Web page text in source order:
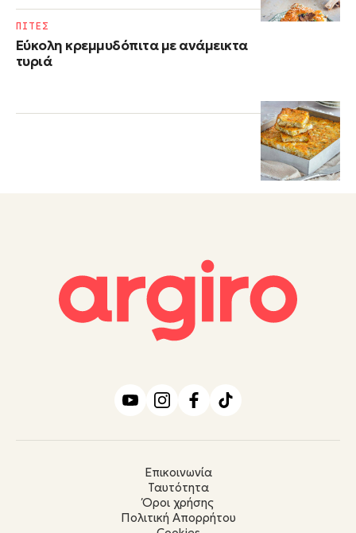
Εύκολη κρεμμυδόπιτα με ανάμεικτα
τυριά
ΠΙΤΕΣ
Επικοινωνία
Ταυτότητα
Όροι χρήσης
Πολιτική Απορρήτου